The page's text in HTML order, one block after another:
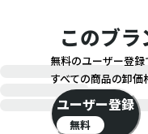
このブ
無料のユーザー登録
すべての商品の卸価
ユーザー登録
無料